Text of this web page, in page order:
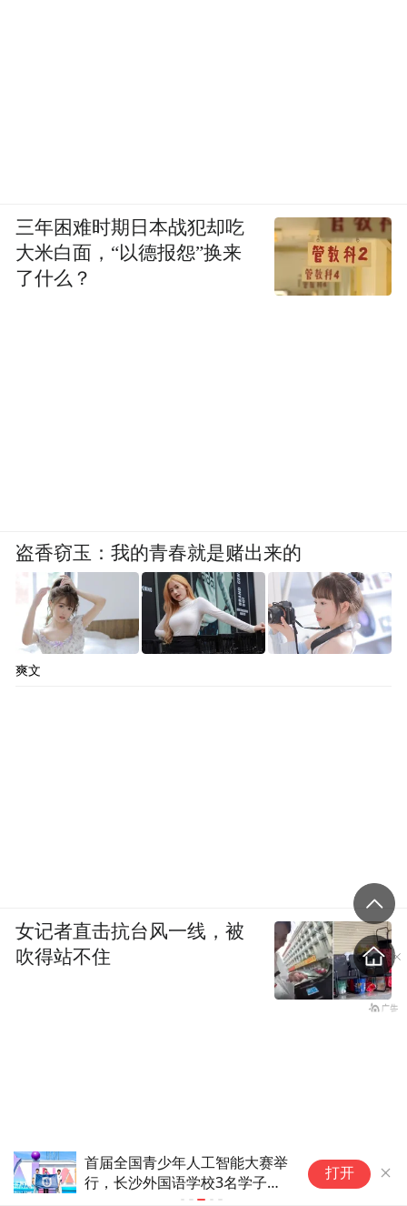
首届全国青少年人工智能大赛举
行，长沙外国语学校3名学子获
打开
三年困难时期日本战犯却吃
大米白面，“以德报怨”换来
了什么？
盗香窃玉：我的青春就是赌出来的
爽文
女记者直击抗台风一线，被
吹得站不住